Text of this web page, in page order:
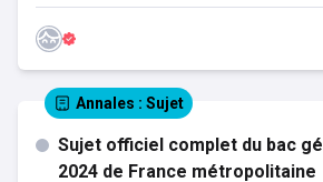
Annales : Sujet
Sujet officiel complet du bac
2024 de France métropolitaine